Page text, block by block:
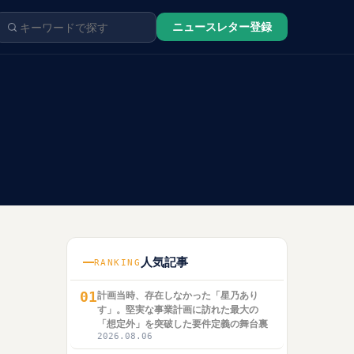
ニュースレター登録
RANKING 人気記事
01計画当時、存在しなかった「星乃あり
す」。堅実な事業計画に訪れた最大の
「想定外」を突破した要件定義の舞台裏
2026.08.06